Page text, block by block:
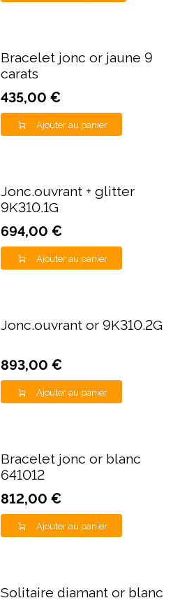
Bracelet jonc or jaune 9
carats
435,00 €
Ajouter au panier
Jonc.ouvrant + glitter
9K310.1G
694,00 €
Ajouter au panier
Jonc.ouvrant or 9K310.2G
893,00 €
Ajouter au panier
Bracelet jonc or blanc
641012
812,00 €
Ajouter au panier
Solitaire diamant or blanc